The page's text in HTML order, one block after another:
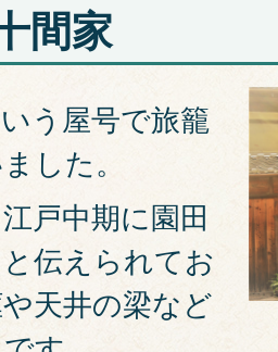
間家
う屋号で旅籠
した。
戸中期に園田
伝えられてお
天井の梁など